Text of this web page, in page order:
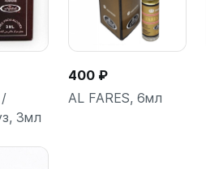
/
3мл
400 ₽
AL FARES, 6мл